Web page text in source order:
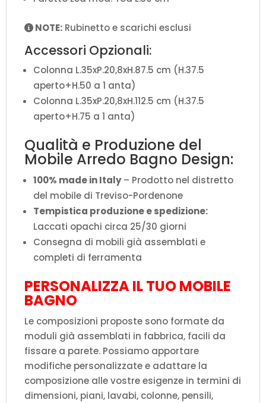
NOTE: Rubinetto e scarichi esclusi
Accessori Opzionali:
Colonna L.35xP.20,8xH.87.5 cm (H.37.5
aperto+H.50 a 1 anta)
Colonna L.35xP.20,8xH.112.5 cm (H.37.5
aperto+H.75 a 1 anta)
Qualità e Produzione del
Mobile Arredo Bagno Design:
100% made in Italy– Prodotto nel distretto
del mobile di Treviso-Pordenone
Tempistica produzione e spedizione:
Laccati opachi circa 25/30 giorni
Consegna di mobili già assemblati e
completi di ferramenta
PERSONALIZZA IL TUO MOBILE
BAGNO
Le composizioni proposte sono formate da
moduli già assemblati in fabbrica, facili da
fissare a parete. Possiamo apportare
modifiche personalizzate e adattare la
composizione alle vostre esigenze in termini di
dimensioni, piani, lavabi, colonne, pensili,